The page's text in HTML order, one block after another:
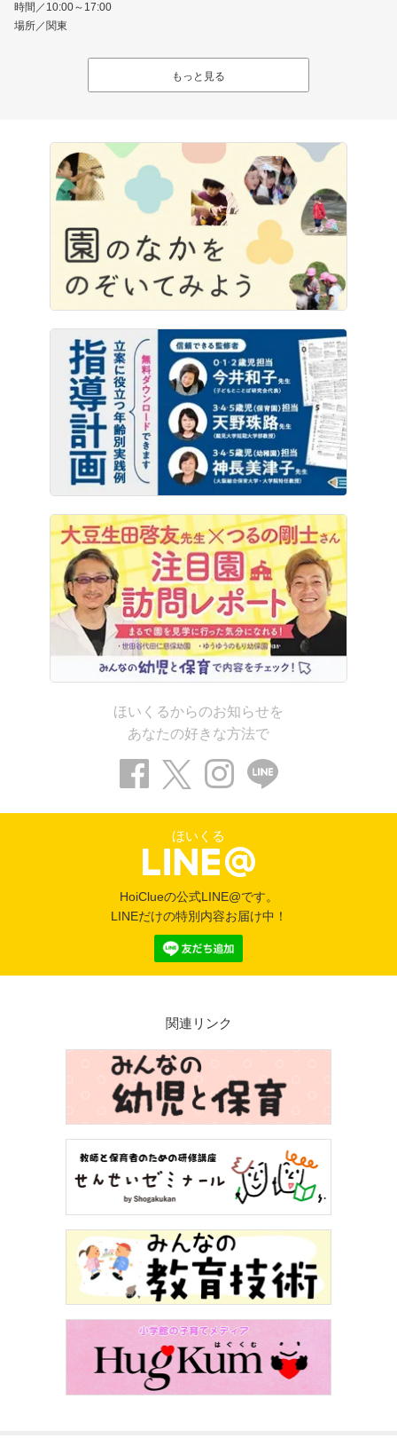
時間／10:00～17:00
場所／関東
もっと見る
ほいくるからのお知らせを
あなたの好きな方法で
ほいくる
HoiClueの公式LINE@です。
LINEだけの特別内容お届け中！
関連リンク